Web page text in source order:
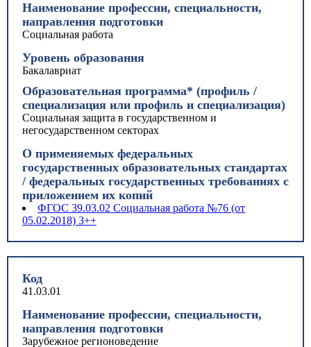
Наименование профессии, специальности,
направления подготовки
Социальная работа
Уровень образования
Бакалавриат
Образовательная программа* (профиль /
специализация или профиль и специализация)
Социальная защита в государственном и
негосударственном секторах
О применяемых федеральных
государственных образовательных стандартах
/ федеральных государственных требованиях с
приложением их копий
ФГОС 39.03.02 Социальная работа №76 (от
05.02.2018) 3++
Код
41.03.01
Наименование профессии, специальности,
направления подготовки
Зарубежное регионоведение